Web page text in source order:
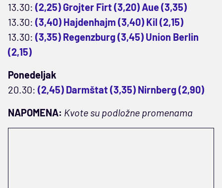
13.30: (2,25) Grojter Firt (3,20) Aue (3,35)
13.30: (3,40) Hajdenhajm (3,40) Kil (2,15)
13.30: (3,35) Regenzburg (3,45) Union Berlin
(2,15)
Ponedeljak
20.30: (2,45) Darmštat (3,35) Nirnberg (2,90)
NAPOMENA: Kvote su podložne promenama